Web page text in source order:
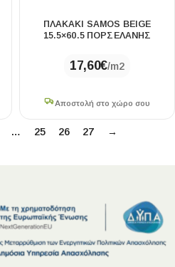
ΠΛΑΚΑΚΙ SAMOS BEIGE
15.5×60.5 ΠΟΡΣΕΛΑΝΗΣ
17,60€/m2
Αποστολή στο χώρο σου
… 25 26 27 →